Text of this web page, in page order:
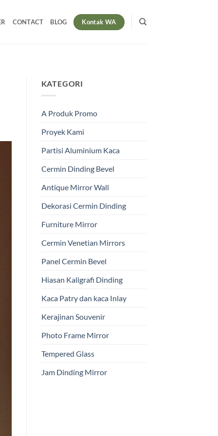
CONTACT BLOG Kontak WA
KATEGORI
A Produk Promo
Proyek Kami
Partisi Aluminium Kaca
Cermin Dinding Bevel
Antique Mirror Wall
Dekorasi Cermin Dinding
Furniture Mirror
Cermin Venetian Mirrors
Panel Cermin Bevel
Hiasan Kaligrafi Dinding
Kaca Patry dan kaca Inlay
Kerajinan Souvenir
Photo Frame Mirror
Tempered Glass
Jam Dinding Mirror